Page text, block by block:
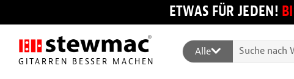
ETWAS FÜR JEDEN!
GITARREN BESSER MACHEN
Alle